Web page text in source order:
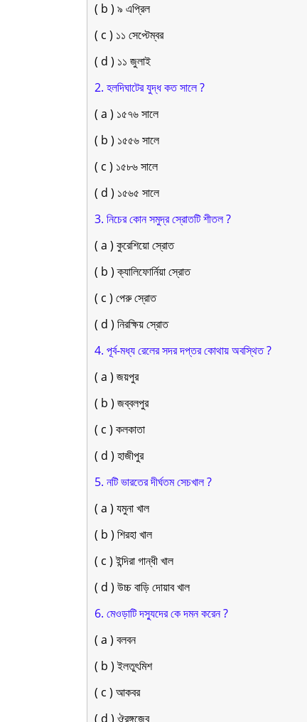
( b ) ৯ এপ্রিল
( c ) ১১ সেপ্টেম্বর
( d ) ১১ জুলাই
2. হলদিঘাটের যুদ্ধ কত সালে ?
( a ) ১৫৭৬ সালে
( b ) ১৫৫৬ সালে
( c ) ১৫৮৬ সালে
( d ) ১৫৬৫ সালে
3. নিচের কোন সমুদ্র স্রোতটি শীতল ?
( a ) কুরেশিয়াে স্রোত
( b ) ক্যালিফোর্নিয়া স্রোত
( c ) পেরু স্রোত
( d ) নিরক্ষিয় স্রোত
4. পূর্ব-মধ্য রেলের সদর দপ্তর কোথায় অবস্থিত ?
( a ) জয়পুর
( b ) জব্বলপুর
( c ) কলকাতা
( d ) হাজীপুর
5. নটি ভারতের দীর্ঘতম সেচখাল ?
( a ) যমুনা খাল
( b ) শিরহা খাল
( c ) ইন্দিরা গান্ধী খাল
( d ) উচ্চ বাড়ি দোয়াব খাল
6. মেওড়াটি দস্যুদের কে দমন করেন ?
( a ) বলবন
( b ) ইলতুৎমিশ
( c ) আকবর
( d ) ঔরঙ্গজেব